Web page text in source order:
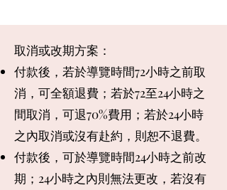
取消或改期方案：
付款後，若於導覽時間72小時之前取
消，可全額退費；若於72至24小時之
間取消，可退70%費用；若於24小時
之內取消或沒有赴約，則恕不退費。
付款後，可於導覽時間24小時之前改
期；24小時之內則無法更改，若沒有